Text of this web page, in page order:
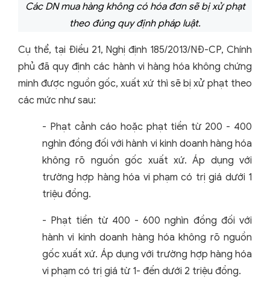
Các DN mua hàng không có hóa đơn sẽ bị xử phạt
theo đúng quy định pháp luật.
Cụ thể, tại Điều 21, Nghị định 185/2013/NĐ-CP, Chính
phủ đã quy định các hành vi hàng hóa không chứng
minh được nguồn gốc, xuất xứ thì sẽ bị xử phạt theo
các mức như sau:
- Phạt cảnh cáo hoặc phạt tiền từ 200 - 400
nghìn đồng đối với hành vi kinh doanh hàng hóa
không rõ nguồn gốc xuất xứ. Áp dụng với
trường hợp hàng hóa vi phạm có trị giá dưới 1
triệu đồng.
- Phạt tiền từ 400 - 600 nghìn đồng đối với
hành vi kinh doanh hàng hóa không rõ nguồn
gốc xuất xứ. Áp dụng với trường hợp hàng hóa
vi phạm có trị giá từ 1- đến dưới 2 triệu đồng.